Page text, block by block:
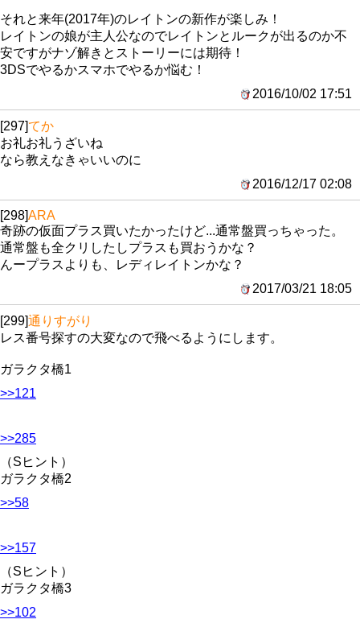
それと来年(2017年)のレイトンの新作が楽しみ！
レイトンの娘が主人公なのでレイトンとルークが出るのか不
安ですがナゾ解きとストーリーには期待！
3DSでやるかスマホでやるか悩む！
2016/10/02 17:51
[297]てか
お礼お礼うざいね
なら教えなきゃいいのに
2016/12/17 02:08
[298]ARA
奇跡の仮面プラス買いたかったけど...通常盤買っちゃった。
通常盤も全クリしたしプラスも買おうかな？
んープラスよりも、レディレイトンかな？
2017/03/21 18:05
[299]通りすがり
レス番号探すの大変なので飛べるようにします。
ガラクタ橋1
>>121
>>285
（Sヒント）
ガラクタ橋2
>>58
>>157
（Sヒント）
ガラクタ橋3
>>102